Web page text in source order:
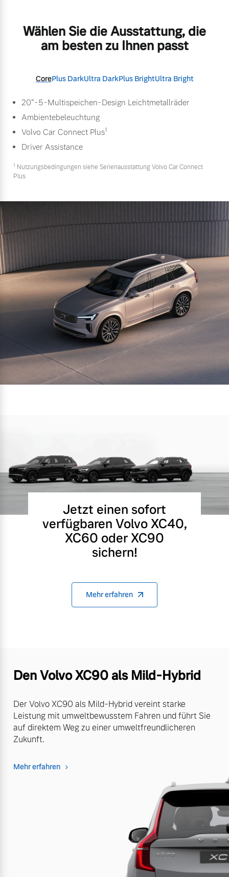
Wählen Sie die Ausstattung, die
am besten zu Ihnen passt
CorePlus DarkUltra DarkPlus BrightUltra Bright
20"-5-Multispeichen-Design Leichtmetallräder
Ambientebeleuchtung
Volvo Car Connect Plus1
Driver Assistance
1 Nutzungsbedingungen siehe Serienausstattung Volvo Car Connect
Plus
Jetzt einen sofort
verfügbaren Volvo XC40,
XC60 oder XC90
sichern!
Mehr erfahren
Den Volvo XC90 als Mild-Hybrid
Der Volvo XC90 als Mild-Hybrid vereint starke
Leistung mit umweltbewusstem Fahren und führt Sie
auf direktem Weg zu einer umweltfreundlicheren
Zukunft.
Mehr erfahren